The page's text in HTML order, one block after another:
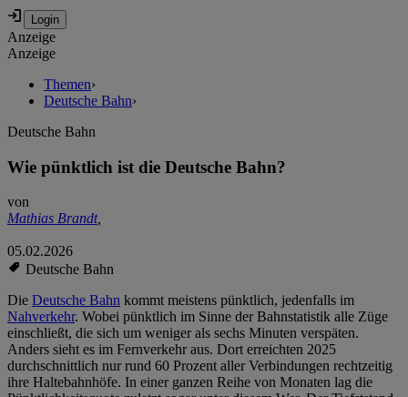
Anzeige
Anzeige
Themen›
Deutsche Bahn›
Deutsche Bahn
Wie pünktlich ist die Deutsche Bahn?
von
Mathias Brandt,
05.02.2026
Deutsche Bahn
Die Deutsche Bahn kommt meistens pünktlich, jedenfalls im
Nahverkehr. Wobei pünktlich im Sinne der Bahnstatistik alle Züge
einschließt, die sich um weniger als sechs Minuten verspäten.
Anders sieht es im Fernverkehr aus. Dort erreichten 2025
durchschnittlich nur rund 60 Prozent aller Verbindungen rechtzeitig
ihre Haltebahnhöfe. In einer ganzen Reihe von Monaten lag die